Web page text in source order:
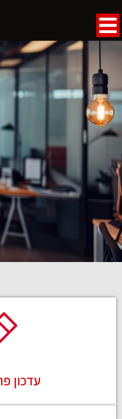
מידע
עדכון